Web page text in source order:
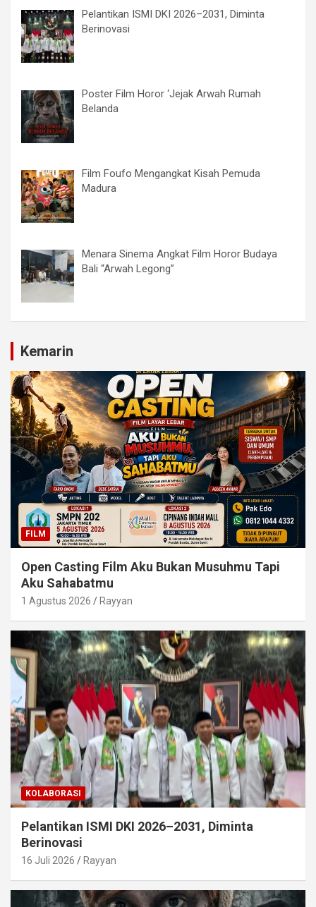
Pelantikan ISMI DKI 2026–2031, Diminta
Berinovasi
Poster Film Horor ‘Jejak Arwah Rumah
Belanda
Film Foufo Mengangkat Kisah Pemuda
Madura
Menara Sinema Angkat Film Horor Budaya
Bali “Arwah Legong”
Kemarin
FILM
Open Casting Film Aku Bukan Musuhmu Tapi
Aku Sahabatmu
1 Agustus 2026 Rayyan
KOLABORASI
Pelantikan ISMI DKI 2026–2031, Diminta
Berinovasi
16 Juli 2026 Rayyan